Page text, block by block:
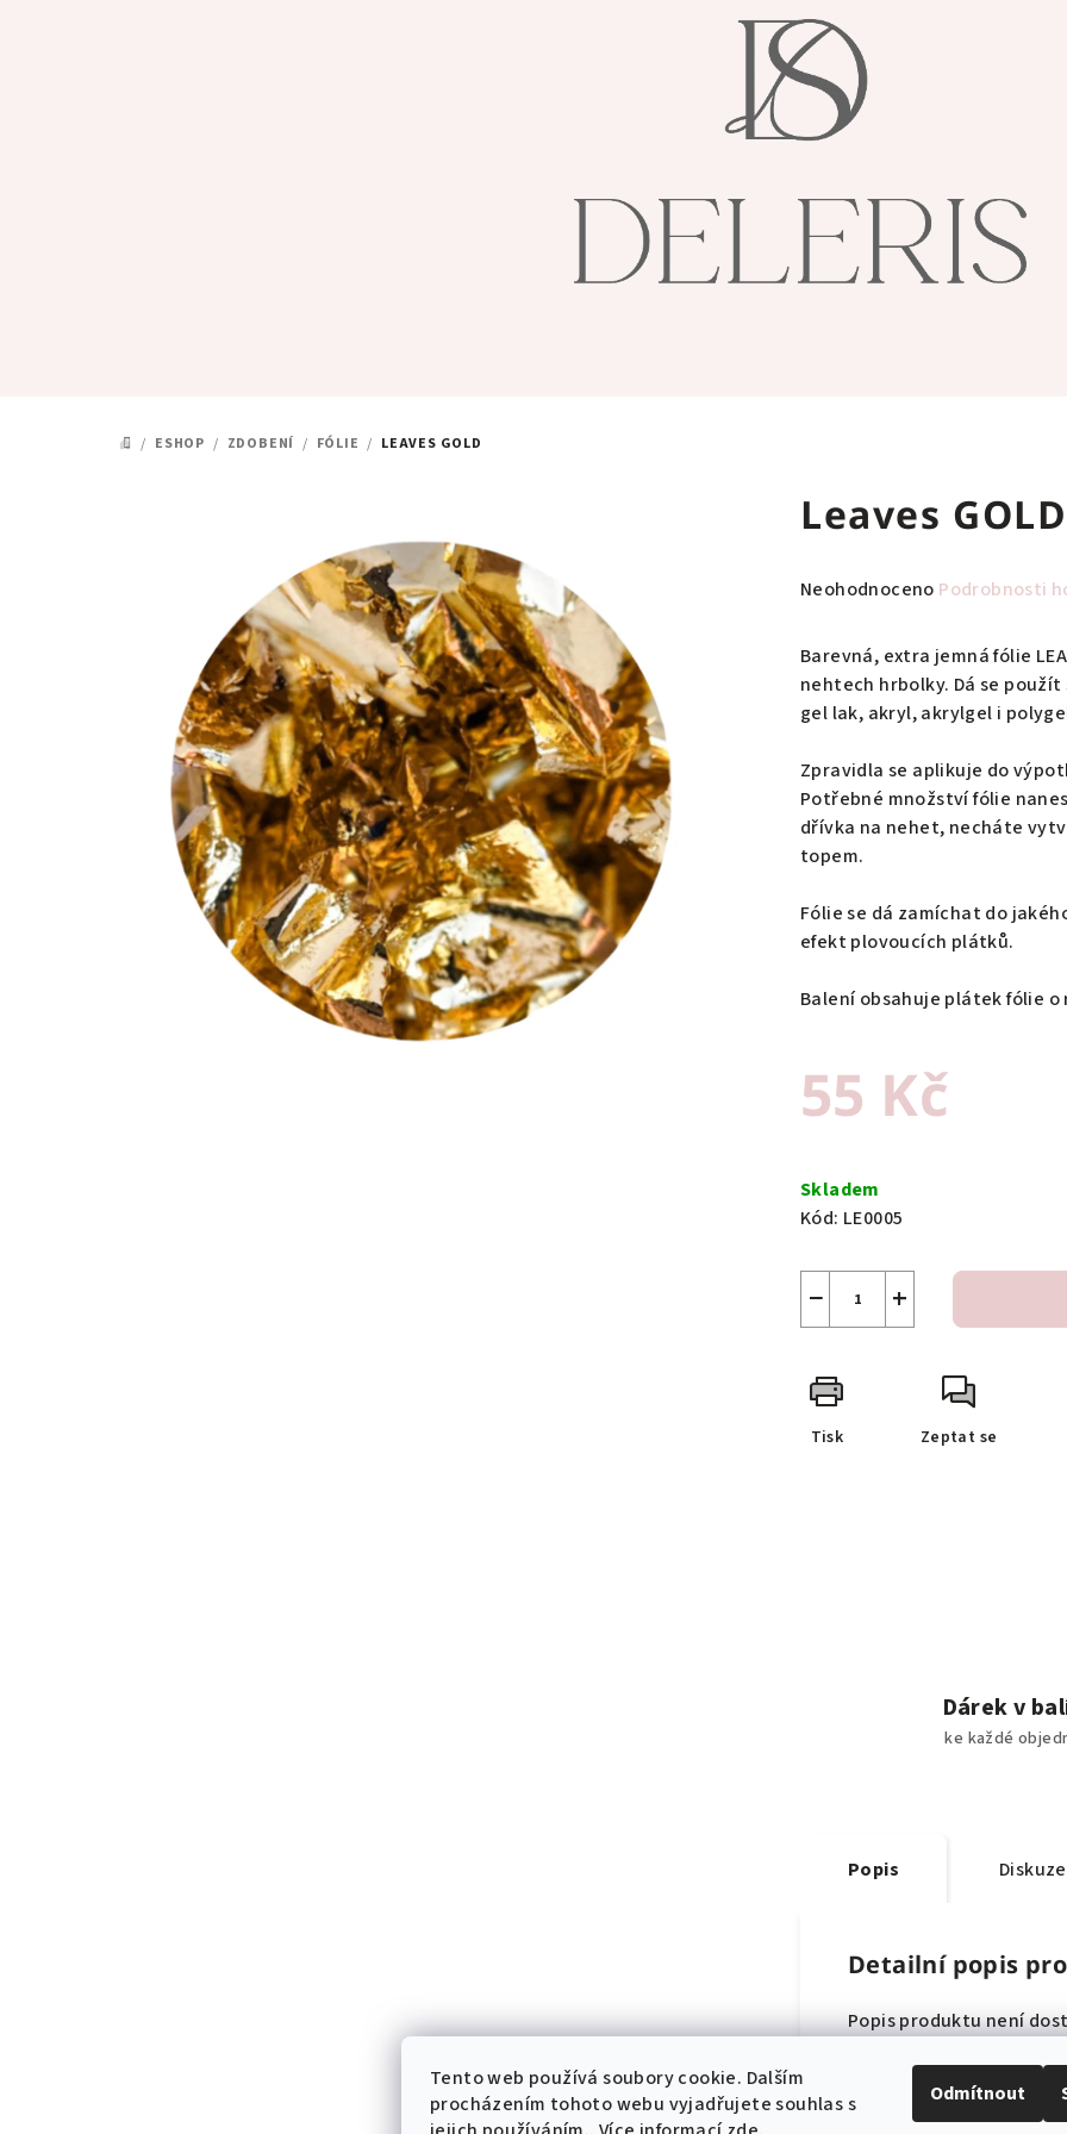
Tento web používá soubory cookie. Dalším
procházením tohoto webu vyjadřujete souhlas s
Odmítnout
DOMŮ
/ ESHOP / ZDOBENÍ / FÓLIE / LEAVES GOLD
Leaves GOLD
Průměrné
produktu
je
0,0
z
5
hvězdiček.
Neohodnoceno Podrobnosti
Barevná, extra jemná fólie
nehtech hrbolky. Dá se
gel lak, akryl, akrylgel i
Zpravidla se aplikuje do
Potřebné množství fólie
dřívka na nehet, necháte
topem.
Fólie se dá zamíchat do
efekt plovoucích plátků.
Balení obsahuje plátek fólie o
55 Kč
cena:
Skladem
Kód: LE0005
+
−
Tisk Zeptat se
Dárek v
ke každé
Popis Diskuze
Detailní popis
Popis produktu není